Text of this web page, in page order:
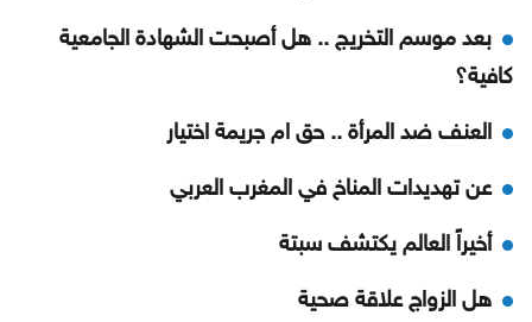
بعد موسم التخريج .. هل أصبحت الشهادة الجامعية
كافية؟
العنف ضد المرأة .. حق ام جريمة اختيار
عن تهديدات المناخ في المغرب العربي
أخيراً العالم يكتشف سبتة
هل الزواج علاقة صحية